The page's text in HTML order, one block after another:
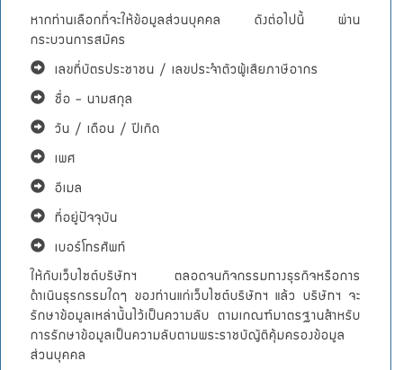
หากท่านเลือกที่จะให้ข้อมูลส่วนบุคคล ดังต่อไปนี้ ผ่าน
กระบวนการสมัคร
เลขที่บัตรประชาชน / เลขประจำตัวผู้เสียภาษีอากร
ชื่อ – นามสกุล
วัน / เดือน / ปีเกิด
เพศ
อีเมล
ที่อยู่ปัจจุบัน
เบอร์โทรศัพท์
ให้กับเว็บไซต์บริษัทฯ ตลอดจนกิจกรรมทางธุรกิจหรือการ
ดำเนินธุรกรรมใดๆ ของท่านแก่เว็บไซต์บริษัทฯ แล้ว บริษัทฯ จะ
รักษาข้อมูลเหล่านั้นไว้เป็นความลับ ตามเกณฑ์มาตรฐานสำหรับ
การรักษาข้อมูลเป็นความลับตามพระราชบัญัติคุ้มครองข้อมูล
ส่วนบุคคล